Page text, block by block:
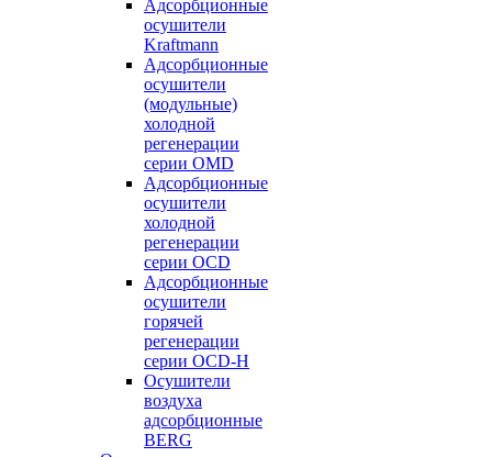
Адсорбционные
осушители
Kraftmann
Адсорбционные
осушители
(модульные)
холодной
регенерации
серии OMD
Адсорбционные
осушители
холодной
регенерации
серии OCD
Адсорбционные
осушители
горячей
регенерации
серии OСD-H
Осушители
воздуха
адсорбционные
BERG